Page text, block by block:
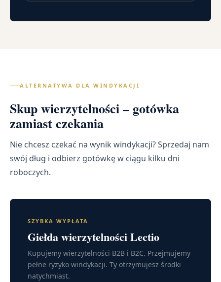
ALTERNATYWA DLA WINDYKACJI
Skup wierzytelności – gotówka
zamiast czekania
Nie chcesz czekać na wynik windykacji? Sprzedaj nam
swój dług i odbierz gotówkę w ciągu kilku dni
roboczych.
SZYBKA WYPŁATA
Giełda wierzytelności Lectio
Kupujemy wierzytelności B2B i B2C. Przejmujemy
pełne ryzyko windykacji. Ty otrzymujesz środki
natychmiast.